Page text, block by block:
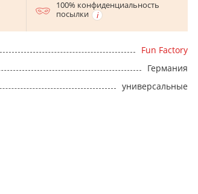
100% конфиденциальность
посылки
Fun Factory
Германия
универсальные